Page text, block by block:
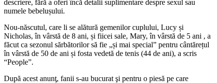
descriere, fără a oferi încă detalii suplimentare despre sexul sau
numele bebelușului.
Nou-născutul, care li se alătură gemenilor cuplului, Lucy și
Nicholas, în vârstă de 8 ani, și fiicei sale, Mary, în vârstă de 5 ani , a
făcut ca sezonul sărbătorilor să fie „și mai special” pentru cântărețul
în vârstă de 50 de ani și fosta vedetă de tenis (44 de ani), a scris
“People”.
După acest anunţ, fanii s-au bucurat şi pentru o piesă pe care